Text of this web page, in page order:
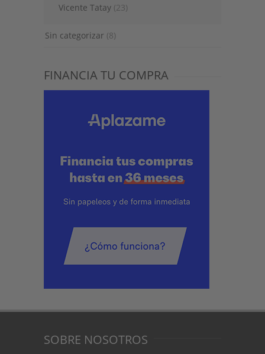
Vicente Tatay (23)
Sin categorizar (8)
FINANCIA TU COMPRA
SOBRE NOSOTROS